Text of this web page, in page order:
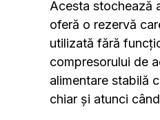
Acesta stochează
oferă o rezervă
utilizată fără
compresorului de
alimentare stabilă
chiar și atunci